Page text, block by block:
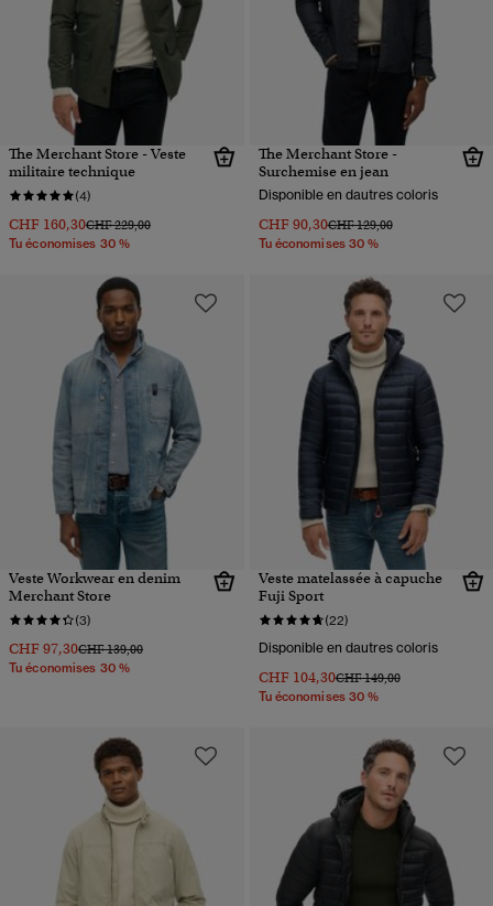
The Merchant Store - Veste
militaire technique
(4)
CHF 160,30Prix réduit de
CHF 229,00à
Tu économises 30 %
The Merchant Store -
Surchemise en jean
Disponible en dautres coloris
CHF 90,30Prix réduit de
CHF 129,00à
Tu économises 30 %
Veste Workwear en denim
Merchant Store
(3)
CHF 97,30Prix réduit de
CHF 139,00à
Tu économises 30 %
Veste matelassée à capuche
Fuji Sport
(22)
Disponible en dautres coloris
CHF 104,30Prix réduit de
CHF 149,00à
Tu économises 30 %